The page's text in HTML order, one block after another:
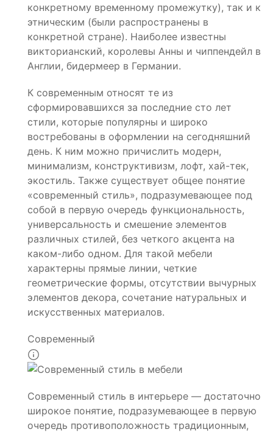
конкретному временному промежутку), так и к
этническим (были распространены в
конкретной стране). Наиболее известны
викторианский, королевы Анны и чиппендейл в
Англии, бидермеер в Германии.
К современным относят те из
сформировавшихся за последние сто лет
стили, которые популярны и широко
востребованы в оформлении на сегодняшний
день. К ним можно причислить модерн,
минимализм, конструктивизм, лофт, хай-тек,
экостиль. Также существует общее понятие
«современный стиль», подразумевающее под
собой в первую очередь функциональность,
универсальность и смешение элементов
различных стилей, без четкого акцента на
каком-либо одном. Для такой мебели
характерны прямые линии, четкие
геометрические формы, отсутствии вычурных
элементов декора, сочетание натуральных и
искусственных материалов.
Современный
Современный стиль в интерьере — достаточно
широкое понятие, подразумевающее в первую
очередь противоположность традиционным,